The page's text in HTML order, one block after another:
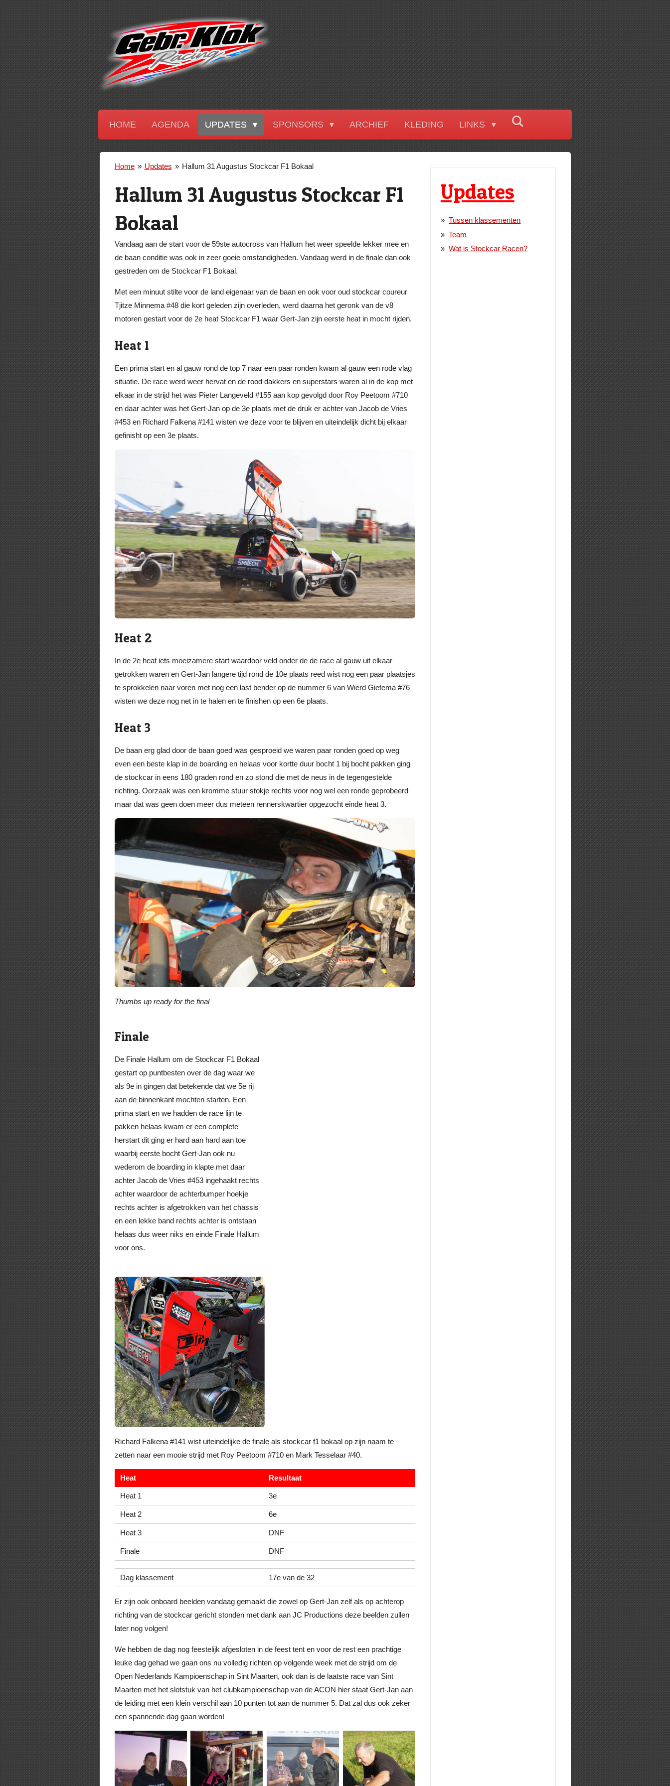
HOME AGENDA UPDATES SPONSORS ARCHIEF KLEDING LINKS
Home » Updates » Hallum 31 Augustus Stockcar F1 Bokaal
Hallum 31 Augustus Stockcar F1
Bokaal
Vandaag aan de start voor de 59ste autocross van Hallum het weer speelde lekker mee en
de baan conditie was ook in zeer goeie omstandigheden. Vandaag werd in de finale dan ook
gestreden om de Stockcar F1 Bokaal.
Met een minuut stilte voor de land eigenaar van de baan en ook voor oud stockcar coureur
Tjitze Minnema #48 die kort geleden zijn overleden, werd daarna het geronk van de v8
motoren gestart voor de 2e heat Stockcar F1 waar Gert-Jan zijn eerste heat in mocht rijden.
Heat 1
Een prima start en al gauw rond de top 7 naar een paar ronden kwam al gauw een rode vlag
situatie. De race werd weer hervat en de rood dakkers en superstars waren al in de kop met
elkaar in de strijd het was Pieter Langeveld #155 aan kop gevolgd door Roy Peetoom #710
en daar achter was het Gert-Jan op de 3e plaats met de druk er achter van Jacob de Vries
#453 en Richard Falkena #141 wisten we deze voor te blijven en uiteindelijk dicht bij elkaar
gefinisht op een 3e plaats.
Heat 2
In de 2e heat iets moeizamere start waardoor veld onder de de race al gauw uit elkaar
getrokken waren en Gert-Jan langere tijd rond de 10e plaats reed wist nog een paar plaatsjes
te sprokkelen naar voren met nog een last bender op de nummer 6 van Wierd Gietema #76
wisten we deze nog net in te halen en te finishen op een 6e plaats.
Heat 3
De baan erg glad door de baan goed was gesproeid we waren paar ronden goed op weg
even een beste klap in de boarding en helaas voor kortte duur bocht 1 bij bocht pakken ging
de stockcar in eens 180 graden rond en zo stond die met de neus in de tegengestelde
richting. Oorzaak was een kromme stuur stokje rechts voor nog wel een ronde geprobeerd
maar dat was geen doen meer dus meteen rennerskwartier opgezocht einde heat 3.
Thumbs up ready for the final
Finale
De Finale Hallum om de Stockcar F1 Bokaal
gestart op puntbesten over de dag waar we
als 9e in gingen dat betekende dat we 5e rij
aan de binnenkant mochten starten. Een
prima start en we hadden de race lijn te
pakken helaas kwam er een complete
herstart dit ging er hard aan hard aan toe
waarbij eerste bocht Gert-Jan ook nu
wederom de boarding in klapte met daar
achter Jacob de Vries #453 ingehaakt rechts
achter waardoor de achterbumper hoekje
rechts achter is afgetrokken van het chassis
en een lekke band rechts achter is ontstaan
helaas dus weer niks en einde Finale Hallum
voor ons.
Richard Falkena #141 wist uiteindelijke de finale als stockcar f1 bokaal op zijn naam te
zetten naar een mooie strijd met Roy Peetoom #710 en Mark Tesselaar #40.
Heat Resultaat
Heat 1 3e
Heat 2 6e
Heat 3 DNF
Finale DNF
Dag klassement 17e van de 32
Er zijn ook onboard beelden vandaag gemaakt die zowel op Gert-Jan zelf als op achterop
richting van de stockcar gericht stonden met dank aan JC Productions deze beelden zullen
later nog volgen!
We hebben de dag nog feestelijk afgesloten in de feest tent en voor de rest een prachtige
leuke dag gehad we gaan ons nu volledig richten op volgende week met de strijd om de
Open Nederlands Kampioenschap in Sint Maarten, ook dan is de laatste race van Sint
Maarten met het slotstuk van het clubkampioenschap van de ACON hier staat Gert-Jan aan
de leiding met een klein verschil aan 10 punten tot aan de nummer 5. Dat zal dus ook zeker
een spannende dag gaan worden!
Updates
Tussen klassementen
Team
Wat is Stockcar Racen?